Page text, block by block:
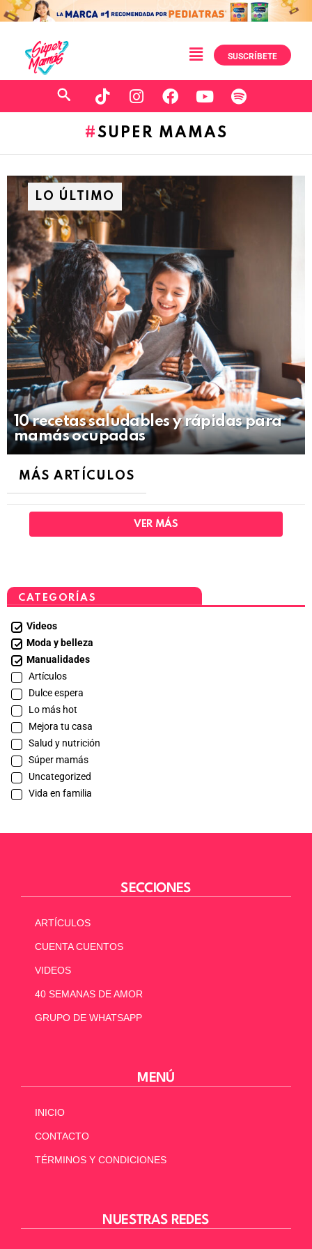
SUSCRÍBETE
SUPER MAMAS
LO ÚLTIMO
10 recetas saludables y rápidas para
mamás ocupadas
MÁS ARTÍCULOS
VER MÁS
CATEGORÍAS
Videos
Moda y belleza
Manualidades
Artículos
Dulce espera
Lo más hot
Mejora tu casa
Salud y nutrición
Súper mamás
Uncategorized
Vida en familia
SECCIONES
ARTÍCULOS
CUENTA CUENTOS
VIDEOS
40 SEMANAS DE AMOR
GRUPO DE WHATSAPP
MENÚ
INICIO
CONTACTO
TÉRMINOS Y CONDICIONES
NUESTRAS REDES